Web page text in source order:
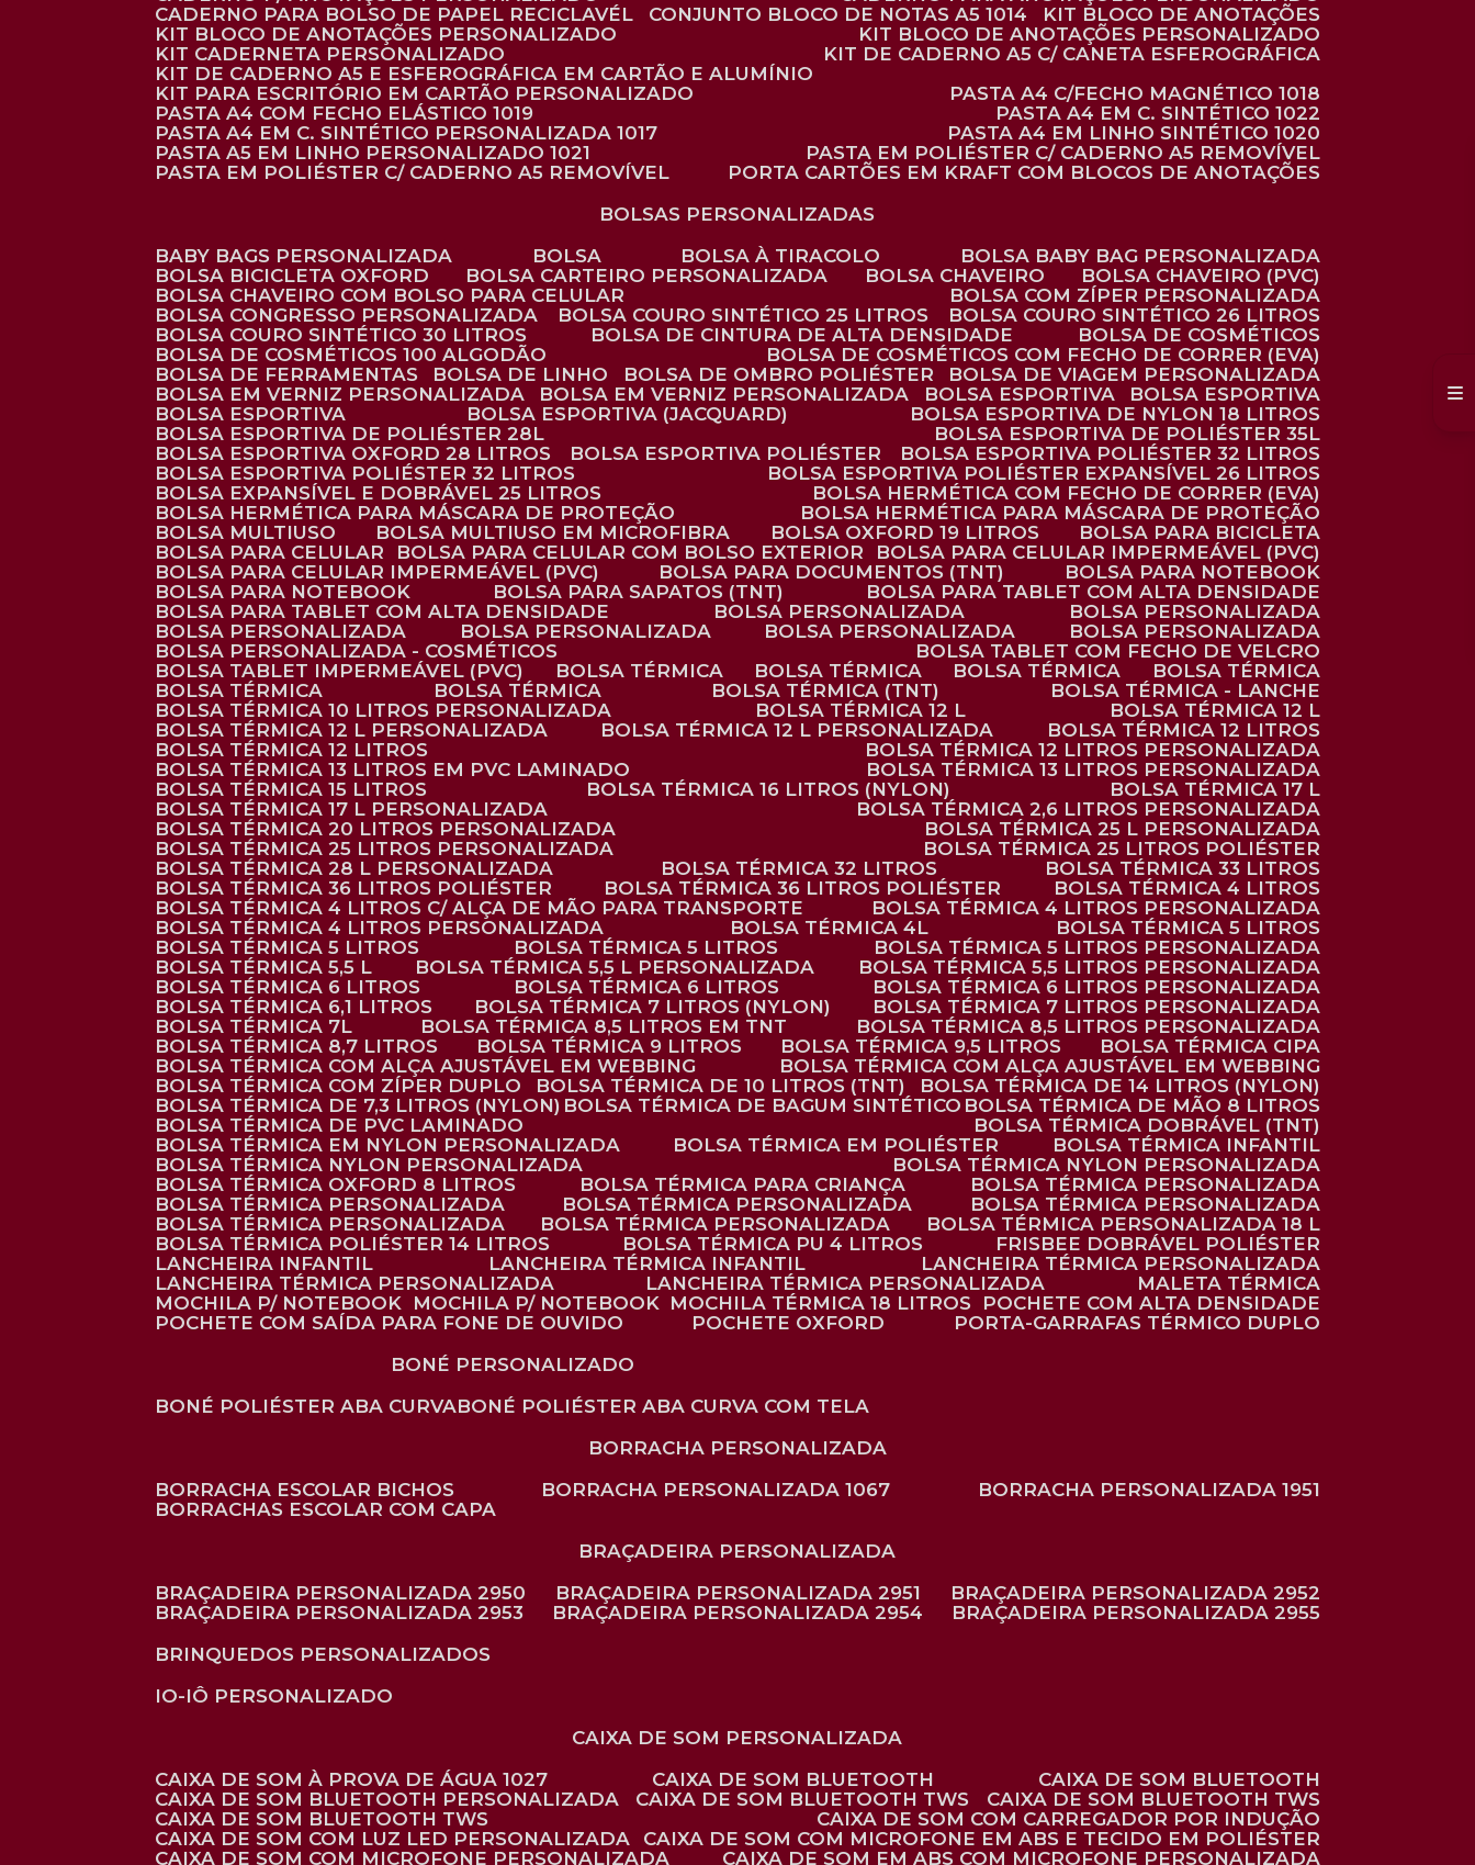
CADERNO PARA BOLSO DE PAPEL RECICLAVÉL
CONJUNTO BLOCO DE NOTAS A5 1014
KIT BLOCO DE ANOTAÇÕES
KIT BLOCO DE ANOTAÇÕES PERSONALIZADO
KIT BLOCO DE ANOTAÇÕES PERSONALIZADO
KIT CADERNETA PERSONALIZADO
KIT DE CADERNO A5 C/ CANETA ESFEROGRÁFICA
KIT DE CADERNO A5 E ESFEROGRÁFICA EM CARTÃO E ALUMÍNIO
KIT PARA ESCRITÓRIO EM CARTÃO PERSONALIZADO
PASTA A4 C/FECHO MAGNÉTICO 1018
PASTA A4 COM FECHO ELÁSTICO 1019
PASTA A4 EM C. SINTÉTICO 1022
PASTA A4 EM C. SINTÉTICO PERSONALIZADA 1017
PASTA A4 EM LINHO SINTÉTICO 1020
PASTA A5 EM LINHO PERSONALIZADO 1021
PASTA EM POLIÉSTER C/ CADERNO A5 REMOVÍVEL
PASTA EM POLIÉSTER C/ CADERNO A5 REMOVÍVEL
PORTA CARTÕES EM KRAFT COM BLOCOS DE ANOTAÇÕES
BOLSAS PERSONALIZADAS
BABY BAGS PERSONALIZADA
BOLSA BOLSA À TIRACOLO
BOLSA BABY BAG PERSONALIZADA
BOLSA BICICLETA OXFORD
BOLSA CARTEIRO PERSONALIZADA BOLSA CHAVEIRO
BOLSA CHAVEIRO (PVC)
BOLSA CHAVEIRO COM BOLSO PARA CELULAR
BOLSA COM ZÍPER PERSONALIZADA
BOLSA CONGRESSO PERSONALIZADA
BOLSA COURO SINTÉTICO 25 LITROS
BOLSA COURO SINTÉTICO 26 LITROS
BOLSA COURO SINTÉTICO 30 LITROS
BOLSA DE CINTURA DE ALTA DENSIDADE
BOLSA DE COSMÉTICOS
BOLSA DE COSMÉTICOS 100 ALGODÃO
BOLSA DE COSMÉTICOS COM FECHO DE CORRER (EVA)
BOLSA DE FERRAMENTAS
BOLSA DE LINHO BOLSA DE OMBRO POLIÉSTER
BOLSA DE VIAGEM PERSONALIZADA
BOLSA EM VERNIZ PERSONALIZADA
BOLSA EM VERNIZ PERSONALIZADA BOLSA ESPORTIVA
BOLSA ESPORTIVA
BOLSA ESPORTIVA
BOLSA ESPORTIVA (JACQUARD)
BOLSA ESPORTIVA DE NYLON 18 LITROS
BOLSA ESPORTIVA DE POLIÉSTER 28L
BOLSA ESPORTIVA DE POLIÉSTER 35L
BOLSA ESPORTIVA OXFORD 28 LITROS
BOLSA ESPORTIVA POLIÉSTER
BOLSA ESPORTIVA POLIÉSTER 32 LITROS
BOLSA ESPORTIVA POLIÉSTER 32 LITROS
BOLSA ESPORTIVA POLIÉSTER EXPANSÍVEL 26 LITROS
BOLSA EXPANSÍVEL E DOBRÁVEL 25 LITROS
BOLSA HERMÉTICA COM FECHO DE CORRER (EVA)
BOLSA HERMÉTICA PARA MÁSCARA DE PROTEÇÃO
BOLSA HERMÉTICA PARA MÁSCARA DE PROTEÇÃO
BOLSA MULTIUSO
BOLSA MULTIUSO EM MICROFIBRA BOLSA OXFORD 19 LITROS
BOLSA PARA BICICLETA
BOLSA PARA CELULAR
BOLSA PARA CELULAR COM BOLSO EXTERIOR
BOLSA PARA CELULAR IMPERMEÁVEL (PVC)
BOLSA PARA CELULAR IMPERMEÁVEL (PVC)
BOLSA PARA DOCUMENTOS (TNT)
BOLSA PARA NOTEBOOK
BOLSA PARA NOTEBOOK
BOLSA PARA SAPATOS (TNT)
BOLSA PARA TABLET COM ALTA DENSIDADE
BOLSA PARA TABLET COM ALTA DENSIDADE
BOLSA PERSONALIZADA
BOLSA PERSONALIZADA
BOLSA PERSONALIZADA
BOLSA PERSONALIZADA BOLSA PERSONALIZADA
BOLSA PERSONALIZADA
BOLSA PERSONALIZADA - COSMÉTICOS
BOLSA TABLET COM FECHO DE VELCRO
BOLSA TABLET IMPERMEÁVEL (PVC)
BOLSA TÉRMICA BOLSA TÉRMICA BOLSA TÉRMICA
BOLSA TÉRMICA
BOLSA TÉRMICA
BOLSA TÉRMICA BOLSA TÉRMICA (TNT)
BOLSA TÉRMICA - LANCHE
BOLSA TÉRMICA 10 LITROS PERSONALIZADA
BOLSA TÉRMICA 12 L
BOLSA TÉRMICA 12 L
BOLSA TÉRMICA 12 L PERSONALIZADA
BOLSA TÉRMICA 12 L PERSONALIZADA
BOLSA TÉRMICA 12 LITROS
BOLSA TÉRMICA 12 LITROS
BOLSA TÉRMICA 12 LITROS PERSONALIZADA
BOLSA TÉRMICA 13 LITROS EM PVC LAMINADO
BOLSA TÉRMICA 13 LITROS PERSONALIZADA
BOLSA TÉRMICA 15 LITROS
BOLSA TÉRMICA 16 LITROS (NYLON)
BOLSA TÉRMICA 17 L
BOLSA TÉRMICA 17 L PERSONALIZADA
BOLSA TÉRMICA 2,6 LITROS PERSONALIZADA
BOLSA TÉRMICA 20 LITROS PERSONALIZADA
BOLSA TÉRMICA 25 L PERSONALIZADA
BOLSA TÉRMICA 25 LITROS PERSONALIZADA
BOLSA TÉRMICA 25 LITROS POLIÉSTER
BOLSA TÉRMICA 28 L PERSONALIZADA
BOLSA TÉRMICA 32 LITROS
BOLSA TÉRMICA 33 LITROS
BOLSA TÉRMICA 36 LITROS POLIÉSTER
BOLSA TÉRMICA 36 LITROS POLIÉSTER
BOLSA TÉRMICA 4 LITROS
BOLSA TÉRMICA 4 LITROS C/ ALÇA DE MÃO PARA TRANSPORTE
BOLSA TÉRMICA 4 LITROS PERSONALIZADA
BOLSA TÉRMICA 4 LITROS PERSONALIZADA
BOLSA TÉRMICA 4L
BOLSA TÉRMICA 5 LITROS
BOLSA TÉRMICA 5 LITROS
BOLSA TÉRMICA 5 LITROS
BOLSA TÉRMICA 5 LITROS PERSONALIZADA
BOLSA TÉRMICA 5,5 L
BOLSA TÉRMICA 5,5 L PERSONALIZADA
BOLSA TÉRMICA 5,5 LITROS PERSONALIZADA
BOLSA TÉRMICA 6 LITROS
BOLSA TÉRMICA 6 LITROS
BOLSA TÉRMICA 6 LITROS PERSONALIZADA
BOLSA TÉRMICA 6,1 LITROS
BOLSA TÉRMICA 7 LITROS (NYLON)
BOLSA TÉRMICA 7 LITROS PERSONALIZADA
BOLSA TÉRMICA 7L
BOLSA TÉRMICA 8,5 LITROS EM TNT
BOLSA TÉRMICA 8,5 LITROS PERSONALIZADA
BOLSA TÉRMICA 8,7 LITROS
BOLSA TÉRMICA 9 LITROS BOLSA TÉRMICA 9,5 LITROS
BOLSA TÉRMICA CIPA
BOLSA TÉRMICA COM ALÇA AJUSTÁVEL EM WEBBING
BOLSA TÉRMICA COM ALÇA AJUSTÁVEL EM WEBBING
BOLSA TÉRMICA COM ZÍPER DUPLO
BOLSA TÉRMICA DE 10 LITROS (TNT)
BOLSA TÉRMICA DE 14 LITROS (NYLON)
BOLSA TÉRMICA DE 7,3 LITROS (NYLON)
BOLSA TÉRMICA DE BAGUM SINTÉTICO
BOLSA TÉRMICA DE MÃO 8 LITROS
BOLSA TÉRMICA DE PVC LAMINADO
BOLSA TÉRMICA DOBRÁVEL (TNT)
BOLSA TÉRMICA EM NYLON PERSONALIZADA
BOLSA TÉRMICA EM POLIÉSTER
BOLSA TÉRMICA INFANTIL
BOLSA TÉRMICA NYLON PERSONALIZADA
BOLSA TÉRMICA NYLON PERSONALIZADA
BOLSA TÉRMICA OXFORD 8 LITROS
BOLSA TÉRMICA PARA CRIANÇA
BOLSA TÉRMICA PERSONALIZADA
BOLSA TÉRMICA PERSONALIZADA
BOLSA TÉRMICA PERSONALIZADA
BOLSA TÉRMICA PERSONALIZADA
BOLSA TÉRMICA PERSONALIZADA
BOLSA TÉRMICA PERSONALIZADA
BOLSA TÉRMICA PERSONALIZADA 18 L
BOLSA TÉRMICA POLIÉSTER 14 LITROS
BOLSA TÉRMICA PU 4 LITROS
FRISBEE DOBRÁVEL POLIÉSTER
LANCHEIRA INFANTIL
LANCHEIRA TÉRMICA INFANTIL
LANCHEIRA TÉRMICA PERSONALIZADA
LANCHEIRA TÉRMICA PERSONALIZADA
LANCHEIRA TÉRMICA PERSONALIZADA
MALETA TÉRMICA
MOCHILA P/ NOTEBOOK
MOCHILA P/ NOTEBOOK MOCHILA TÉRMICA 18 LITROS
POCHETE COM ALTA DENSIDADE
POCHETE COM SAÍDA PARA FONE DE OUVIDO
POCHETE OXFORD
PORTA-GARRAFAS TÉRMICO DUPLO
BONÉ PERSONALIZADO
BONÉ POLIÉSTER ABA CURVA
BONÉ POLIÉSTER ABA CURVA COM TELA
BORRACHA PERSONALIZADA
BORRACHA ESCOLAR BICHOS
BORRACHA PERSONALIZADA 1067
BORRACHA PERSONALIZADA 1951
BORRACHAS ESCOLAR COM CAPA
BRAÇADEIRA PERSONALIZADA
BRAÇADEIRA PERSONALIZADA 2950
BRAÇADEIRA PERSONALIZADA 2951
BRAÇADEIRA PERSONALIZADA 2952
BRAÇADEIRA PERSONALIZADA 2953
BRAÇADEIRA PERSONALIZADA 2954
BRAÇADEIRA PERSONALIZADA 2955
BRINQUEDOS PERSONALIZADOS
IO-IÔ PERSONALIZADO
CAIXA DE SOM PERSONALIZADA
CAIXA DE SOM À PROVA DE ÁGUA 1027
CAIXA DE SOM BLUETOOTH
CAIXA DE SOM BLUETOOTH
CAIXA DE SOM BLUETOOTH PERSONALIZADA
CAIXA DE SOM BLUETOOTH TWS
CAIXA DE SOM BLUETOOTH TWS
CAIXA DE SOM BLUETOOTH TWS
CAIXA DE SOM COM CARREGADOR POR INDUÇÃO
CAIXA DE SOM COM LUZ LED PERSONALIZADA
CAIXA DE SOM COM MICROFONE EM ABS E TECIDO EM POLIÉSTER
CAIXA DE SOM COM MICROFONE PERSONALIZADA
CAIXA DE SOM EM ABS COM MICROFONE PERSONALIZADA